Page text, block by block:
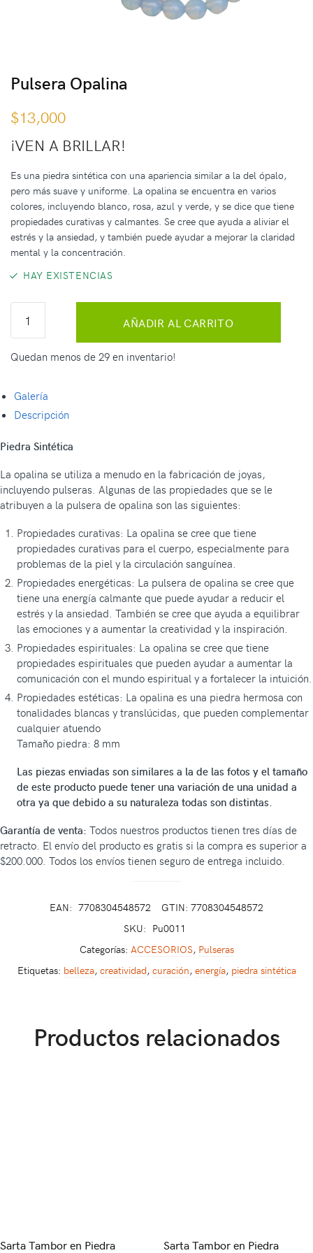
Pulsera Opalina
$13,000
¡VEN A BRILLAR!
Es una piedra sintética con una apariencia similar a la del ópalo,
pero más suave y uniforme. La opalina se encuentra en varios
colores, incluyendo blanco, rosa, azul y verde, y se dice que tiene
propiedades curativas y calmantes. Se cree que ayuda a aliviar el
estrés y la ansiedad, y también puede ayudar a mejorar la claridad
mental y la concentración.
HAY EXISTENCIAS
AÑADIR AL CARRITO
Quedan menos de 29 en inventario!
Galería
Descripción
Piedra Sintética
La opalina se utiliza a menudo en la fabricación de joyas,
incluyendo pulseras. Algunas de las propiedades que se le
atribuyen a la pulsera de opalina son las siguientes:
Propiedades curativas: La opalina se cree que tiene
propiedades curativas para el cuerpo, especialmente para
problemas de la piel y la circulación sanguínea.
Propiedades energéticas: La pulsera de opalina se cree que
tiene una energía calmante que puede ayudar a reducir el
estrés y la ansiedad. También se cree que ayuda a equilibrar
las emociones y a aumentar la creatividad y la inspiración.
Propiedades espirituales: La opalina se cree que tiene
propiedades espirituales que pueden ayudar a aumentar la
comunicación con el mundo espiritual y a fortalecer la intuición.
Propiedades estéticas: La opalina es una piedra hermosa con
tonalidades blancas y translúcidas, que pueden complementar
cualquier atuendo
Tamaño piedra: 8 mm
Las piezas enviadas son similares a la de las fotos y el tamaño
de este producto puede tener una variación de una unidad a
otra ya que debido a su naturaleza todas son distintas.
Garantía de venta: Todos nuestros productos tienen tres días de
retracto. El envío del producto es gratis si la compra es superior a
$200.000. Todos los envíos tienen seguro de entrega incluido.
EAN: 7708304548572
GTIN: 7708304548572
SKU: Pu0011
Categorías: ACCESORIOS, Pulseras
Etiquetas: belleza, creatividad, curación, energía, piedra sintética
Productos relacionados
Sarta Tambor en Piedra
Sarta Tambor en Piedra